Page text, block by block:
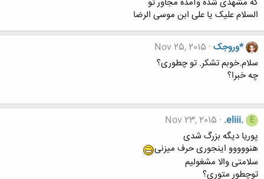
السلام علیک یا علی ابن موسی الرضا
*وروجک Nov 25, 2015
سلام.خوبم تشکر. تو چطوری؟
چه خبرا؟
E
.eliii.
Nov 23, 2015
پوریا دیگه بزرگ شدی
هنووووو اینجوری حرف میزنی
سلامتی والا مشغولیم
توچطور متوری؟